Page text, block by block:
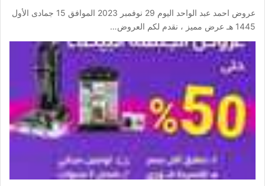
عروض احمد عبد الواحد اليوم 29 نوفمبر 2023 الموافق 15 جمادى الأول
1445 هـ عرض مميز ، نقدم لكم العروض…